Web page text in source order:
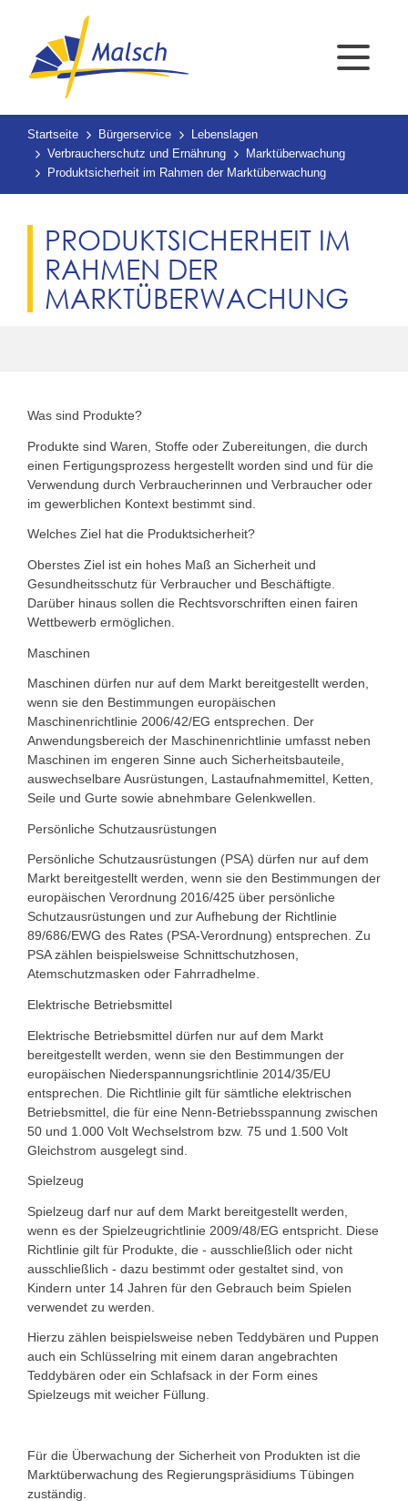
Startseite Bürgerservice
Lebenslagen
Verbraucherschutz und Ernährung
Marktüberwachung
Produktsicherheit im Rahmen der Marktüberwachung
PRODUKTSICHERHEIT IM
RAHMEN DER
MARKTÜBERWACHUNG
Was sind Produkte?
Produkte sind Waren, Stoffe oder Zubereitungen, die durch
einen Fertigungsprozess hergestellt worden sind und für die
Verwendung durch Verbraucherinnen und Verbraucher oder
im gewerblichen Kontext bestimmt sind.
Welches Ziel hat die Produktsicherheit?
Oberstes Ziel ist ein hohes Maß an Sicherheit und
Gesundheitsschutz für Verbraucher und Beschäftigte.
Darüber hinaus sollen die Rechtsvorschriften einen fairen
Wettbewerb ermöglichen.
Maschinen
Maschinen dürfen nur auf dem Markt bereitgestellt werden,
wenn sie den Bestimmungen europäischen
Maschinenrichtlinie 2006/42/EG entsprechen. Der
Anwendungsbereich der Maschinenrichtlinie umfasst neben
Maschinen im engeren Sinne auch Sicherheitsbauteile,
auswechselbare Ausrüstungen, Lastaufnahmemittel, Ketten,
Seile und Gurte sowie abnehmbare Gelenkwellen.
Persönliche Schutzausrüstungen
Persönliche Schutzausrüstungen (PSA) dürfen nur auf dem
Markt bereitgestellt werden, wenn sie den Bestimmungen der
europäischen Verordnung 2016/425 über persönliche
Schutzausrüstungen und zur Aufhebung der Richtlinie
89/686/EWG des Rates (PSA-Verordnung) entsprechen. Zu
PSA zählen beispielsweise Schnittschutzhosen,
Atemschutzmasken oder Fahrradhelme.
Elektrische Betriebsmittel
Elektrische Betriebsmittel dürfen nur auf dem Markt
bereitgestellt werden, wenn sie den Bestimmungen der
europäischen Niederspannungsrichtlinie 2014/35/EU
entsprechen. Die Richtlinie gilt für sämtliche elektrischen
Betriebsmittel, die für eine Nenn-Betriebsspannung zwischen
50 und 1.000 Volt Wechselstrom bzw. 75 und 1.500 Volt
Gleichstrom ausgelegt sind.
Spielzeug
Spielzeug darf nur auf dem Markt bereitgestellt werden,
wenn es der Spielzeugrichtlinie 2009/48/EG entspricht. Diese
Richtlinie gilt für Produkte, die - ausschließlich oder nicht
ausschließlich - dazu bestimmt oder gestaltet sind, von
Kindern unter 14 Jahren für den Gebrauch beim Spielen
verwendet zu werden.
Hierzu zählen beispielsweise neben Teddybären und Puppen
auch ein Schlüsselring mit einem daran angebrachten
Teddybären oder ein Schlafsack in der Form eines
Spielzeugs mit weicher Füllung.
Für die Überwachung der Sicherheit von Produkten ist die
Marktüberwachung des Regierungspräsidiums Tübingen
zuständig.